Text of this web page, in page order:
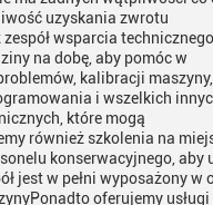
uzyskania zwrotu
wsparcia
na dobę, aby pomóc w
kalibracji maszyny,
i wszelkich
które mogą
również szkolenia na
konserwacyjnego, aby
jest w pełni wyposażony w
oferujemy usługi